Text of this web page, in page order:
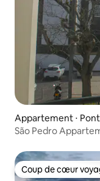
Appartement ⋅
São Pedro
Coup de cœur
Coup de cœur